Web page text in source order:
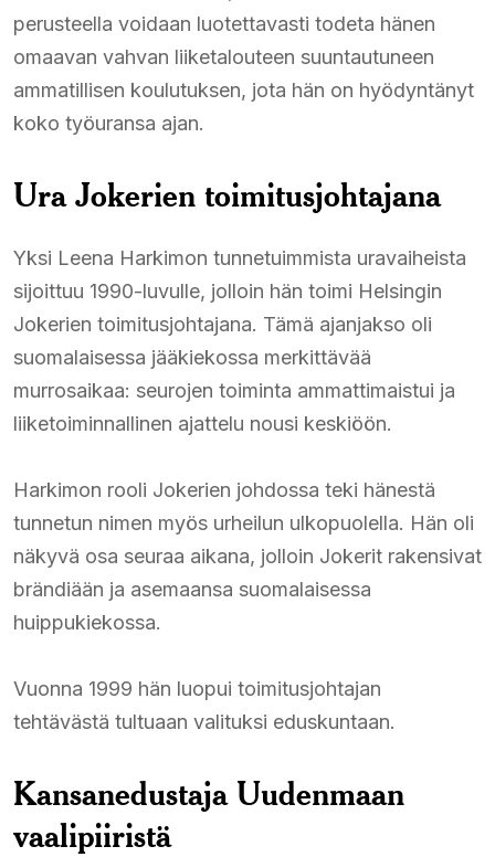
perusteella voidaan luotettavasti todeta hänen
omaavan vahvan liiketalouteen suuntautuneen
ammatillisen koulutuksen, jota hän on hyödyntänyt
koko työuransa ajan.
Ura Jokerien toimitusjohtajana
Yksi Leena Harkimon tunnetuimmista uravaiheista
sijoittuu 1990-luvulle, jolloin hän toimi Helsingin
Jokerien toimitusjohtajana. Tämä ajanjakso oli
suomalaisessa jääkiekossa merkittävää
murrosaikaa: seurojen toiminta ammattimaistui ja
liiketoiminnallinen ajattelu nousi keskiöön.
Harkimon rooli Jokerien johdossa teki hänestä
tunnetun nimen myös urheilun ulkopuolella. Hän oli
näkyvä osa seuraa aikana, jolloin Jokerit rakensivat
brändiään ja asemaansa suomalaisessa
huippukiekossa.
Vuonna 1999 hän luopui toimitusjohtajan
tehtävästä tultuaan valituksi eduskuntaan.
Kansanedustaja Uudenmaan
vaalipiiristä